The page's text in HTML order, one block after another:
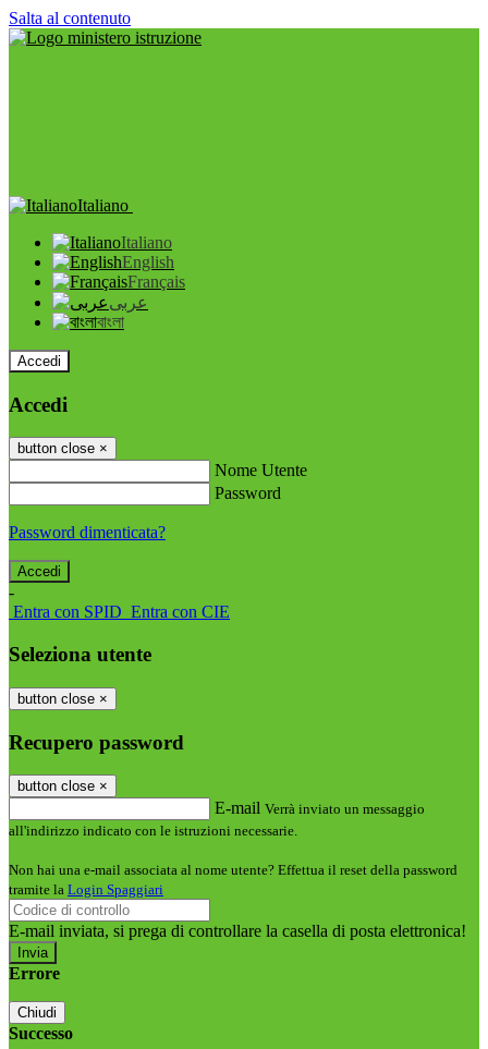
Salta al contenuto
Italiano
Italiano
English
Français
عربى
বাংলা
Accedi
Accedi
button close ×
Nome Utente
Password
Password dimenticata?
-
Entra con SPID Entra con CIE
Seleziona utente
button close ×
Recupero password
button close ×
E-mail Verrà inviato un messaggio
all'indirizzo indicato con le istruzioni necessarie.
Non hai una e-mail associata al nome utente? Effettua il reset della password
tramite la Login Spaggiari
E-mail inviata, si prega di controllare la casella di posta elettronica!
Errore
Chiudi
Successo